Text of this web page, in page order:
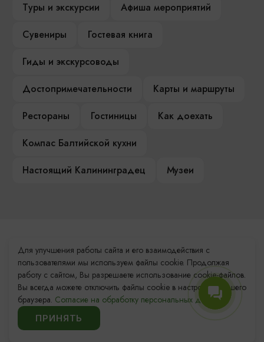
Туры и экскурсии
Афиша мероприятий
Сувениры
Гостевая книга
Гиды и экскурсоводы
Достопримечательности
Карты и маршруты
Рестораны
Гостиницы
Как доехать
Компас Балтийской кухни
Настоящий Калининградец
Музеи
Контакты Туристского
информационного центра
+7 (4012) 555-200
8 (800) 200-55-39
info@visit-kaliningrad.ru
Для улучшения работы сайта и его взаимодействия с
пользователями мы используем файлы cookie. Продолжая
работу с сайтом, Вы разрешаете использование cookie-файлов.
Вы всегда можете отключить файлы cookie в настройках Вашего
браузера. Согласие на обработку персональных данных.
ПРИНЯТЬ